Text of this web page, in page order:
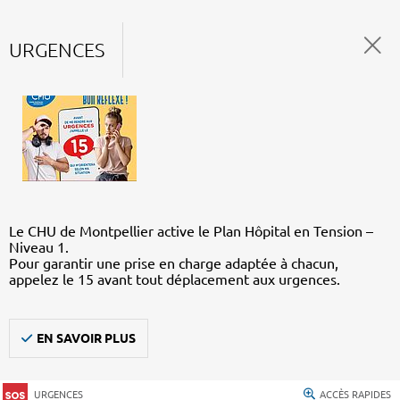
URGENCES
Le CHU de Montpellier active le Plan Hôpital en Tension –
Niveau 1.
Pour garantir une prise en charge adaptée à chacun,
appelez le 15 avant tout déplacement aux urgences.
EN SAVOIR PLUS
URGENCES ACCÈS RAPIDES